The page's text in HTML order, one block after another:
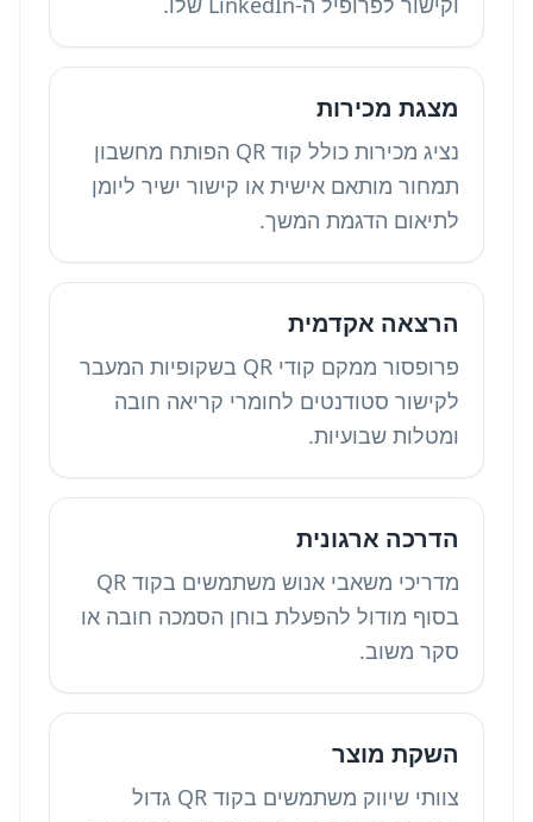
מצגת מכירות
נציג מכירות כולל קוד QR הפותח מחשבון
תמחור מותאם אישית או קישור ישיר ליומן
לתיאום הדגמת המשך.
הרצאה אקדמית
פרופסור ממקם קודי QR בשקופיות המעבר
לקישור סטודנטים לחומרי קריאה חובה
ומטלות שבועיות.
הדרכה ארגונית
מדריכי משאבי אנוש משתמשים בקוד QR
בסוף מודול להפעלת בוחן הסמכה חובה או
סקר משוב.
השקת מוצר
צוותי שיווק משתמשים בקוד QR גדול